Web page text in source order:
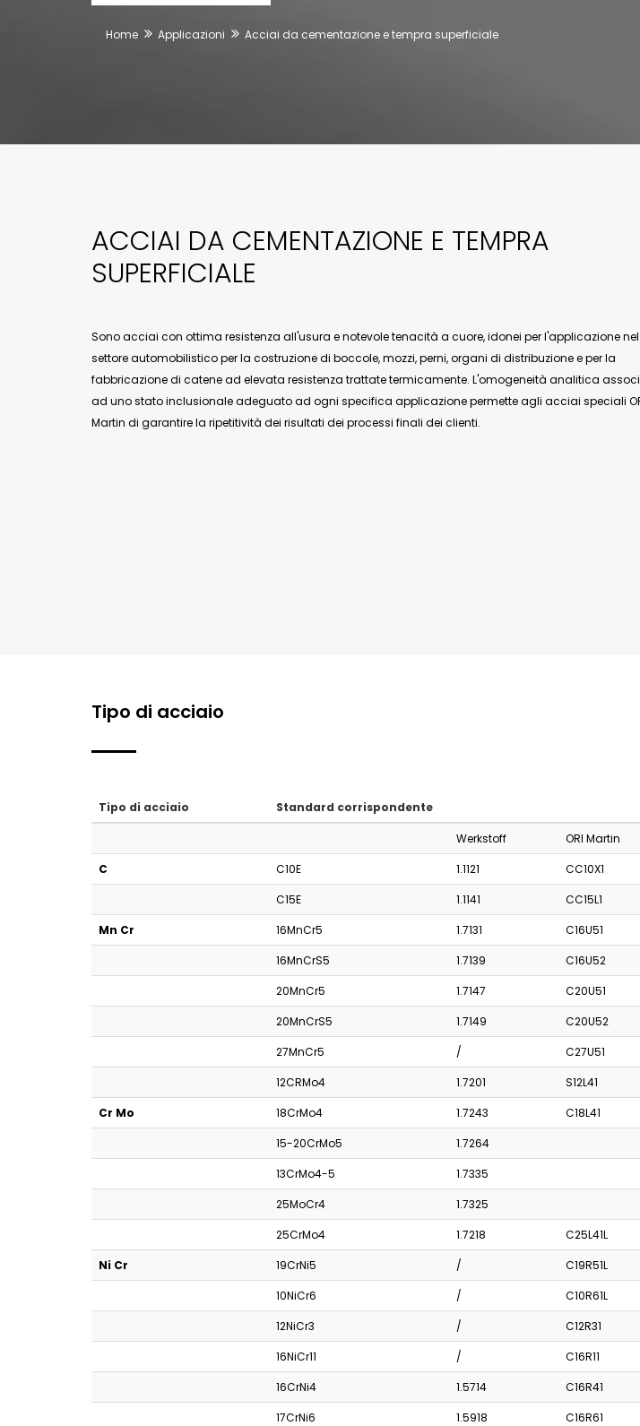
Home Applicazioni Acciai da cementazione e tempra superficiale
ACCIAI DA CEMENTAZIONE E TEMPRA
SUPERFICIALE
Sono acciai con ottima resistenza all'usura e notevole tenacità a cuore, idonei per l'applicazione nel
settore automobilistico per la costruzione di boccole, mozzi, perni, organi di distribuzione e per la
fabbricazione di catene ad elevata resistenza trattate termicamente. L'omogeneità analitica
ad uno stato inclusionale adeguato ad ogni specifica applicazione permette agli acciai speciali
Martin di garantire la ripetitività dei risultati dei processi finali dei clienti.
Tipo di acciaio
Tipo di acciaio Standard corrispondente
Werkstoff ORI Martin
C
C10E 1.1121 CC10X1
C15E
1.1141 CC15L1
Mn Cr
16MnCr5 1.7131 C16U51
16MnCrS5
1.7139 C16U52
20MnCr5
1.7147 C20U51
20MnCrS5
1.7149 C20U52
27MnCr5
/ C27U51
12CRMo4
1.7201 S12L41
Cr Mo
18CrMo4 1.7243 C18L41
15-20CrMo5
1.7264
13CrMo4-5
1.7335
25MoCr4
1.7325
25CrMo4
1.7218 C25L41L
Ni Cr
19CrNi5 / C19R51L
10NiCr6
/ C10R61L
12NiCr3
/ C12R31
16NiCr11
/ C16R11
16CrNi4
1.5714 C16R41
17CrNi6
1.5918 C16R61